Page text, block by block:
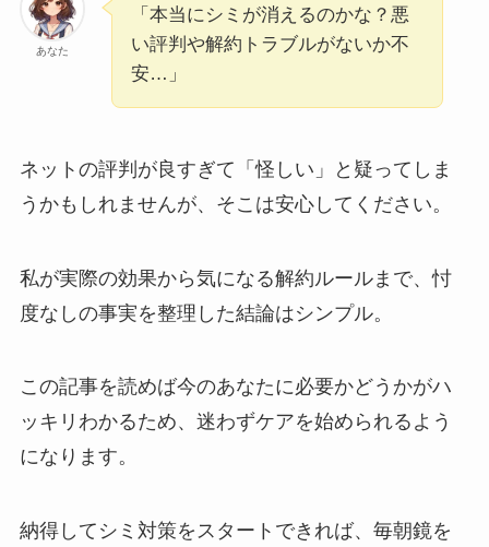
あなた
「本当にシミが消えるのかな？悪
い評判や解約トラブルがないか不
安…」
ネットの評判が良すぎて「怪しい」と疑ってしま
うかもしれませんが、そこは安心してください。
私が実際の効果から気になる解約ルールまで、忖
度なしの事実を整理した結論はシンプル。
この記事を読めば今のあなたに必要かどうかがハ
ッキリわかるため、迷わずケアを始められるよう
になります。
納得してシミ対策をスタートできれば、毎朝鏡を